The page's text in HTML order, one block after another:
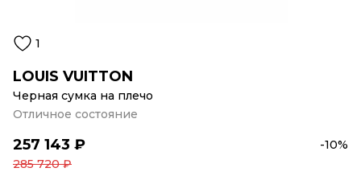
1
LOUIS VUITTON
Черная сумка на плечо
Отличное состояние
257 143 ₽
-10%
285 720 ₽